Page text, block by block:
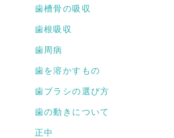
歯槽骨の吸収
歯根吸収
歯周病
歯を溶かすもの
歯ブラシの選び方
歯の動きについて
正中